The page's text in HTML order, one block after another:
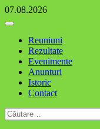
Skip
to
07.08.2026
Primary
Reuniuni
Rezultate
Evenimente
Anunturi
Istoric
Contact
Caută
după: